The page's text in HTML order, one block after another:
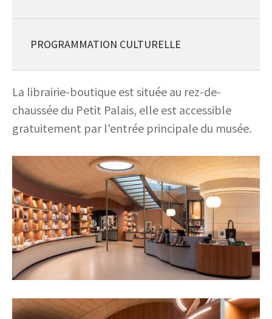
PROGRAMMATION CULTURELLE
La librairie-boutique est située au rez-de-
chaussée du Petit Palais, elle est accessible
gratuitement par l'entrée principale du musée.